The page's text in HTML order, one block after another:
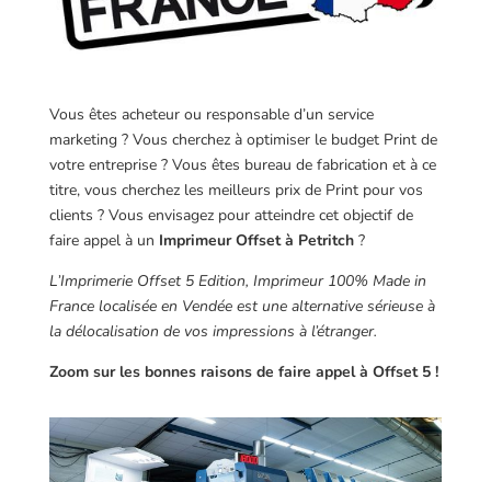
Vous êtes acheteur ou responsable d’un service
marketing ? Vous cherchez à optimiser le budget Print de
votre entreprise ? Vous êtes bureau de fabrication et à ce
titre, vous cherchez les meilleurs prix de Print pour vos
clients ? Vous envisagez pour atteindre cet objectif de
faire appel à un Imprimeur Offset à Petritch?
L’Imprimerie Offset 5 Edition, Imprimeur 100% Made in
France localisée en Vendée est une alternative sérieuse à
la délocalisation de vos impressions à l’étranger.
Zoom sur les bonnes raisons de faire appel à Offset 5 !